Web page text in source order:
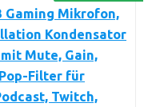
Gaming Mikrofon,
Kondensator
Mute, Gain,
Filter für
Twitch,